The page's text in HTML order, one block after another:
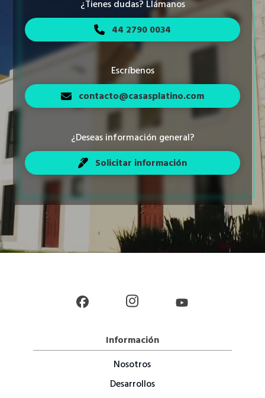
¿Tienes dudas? Llámanos
44 2790 0034
Escríbenos
contacto@casasplatino.com
¿Deseas información general?
Solicitar información
Información
Nosotros
Desarrollos